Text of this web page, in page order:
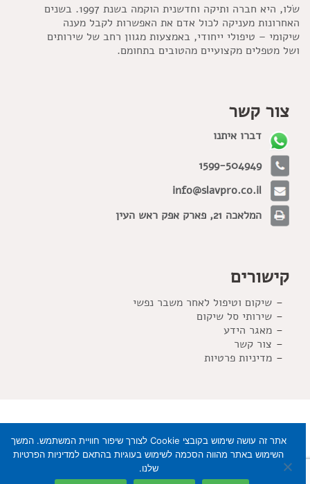
שׂלו, היא חברה ותיקה וחדשנית הוקמה בשנת 1997. בשנים
האחרונות מעניקה לכול אדם את האפשרות לקבל מענה
שיקומי – טיפולי ייחודי, באמצעות מגוון רחב של שירותים
ושל מטפלים מקצועיים מהטובים בתחומם.
צור קשר
דברו איתנו
1599-504949
info@slavpro.co.il
המלאכה 21, פארק אפק ראש העין
קישורים
שיקום וטיפול לאחר משבר נפשי
שירותי סל שיקום
מאגר הידע
צור קשר
מדיניות פרטיות
אתר זה עושה שימוש בקובצי Cookie לצורך שיפור חוויית המשתמש. המשך
השימוש באתר מהווה הסכמה לשימוש בעוגיות בהתאם למדיניות הפרטיות
שלנו.